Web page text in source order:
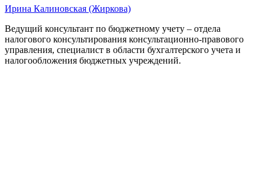
Ирина Калиновская (Жиркова)
Ведущий консультант по бюджетному учету – отдела
налогового консультирования консультационно-правового
управления, специалист в области бухгалтерского учета и
налогообложения бюджетных учреждений.